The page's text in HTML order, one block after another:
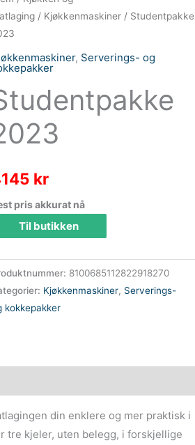
/ Kjøkkenmaskiner/ Studentpakke
, Serverings- og
kr
pris akkurat nå
Til butikken
8100685112822918270
Kjøkkenmaskiner, Serverings-
kokkepakker
din enklere og mer praktisk i
tre kjeler, uten belegg, i forskjellige